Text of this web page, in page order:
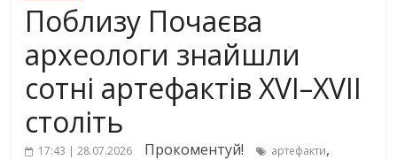
Поблизу Почаєва
археологи знайшли
сотні артефактів XVI–XVII
століть
17:43 | 28.07.2026 Прокоментуй! артефакти,